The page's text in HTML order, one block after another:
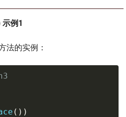
例1
法的实例：
( ) )